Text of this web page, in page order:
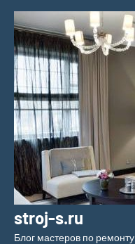
Перейти
содержимому
stroj-s.ru
Блог мастеров по ремонту